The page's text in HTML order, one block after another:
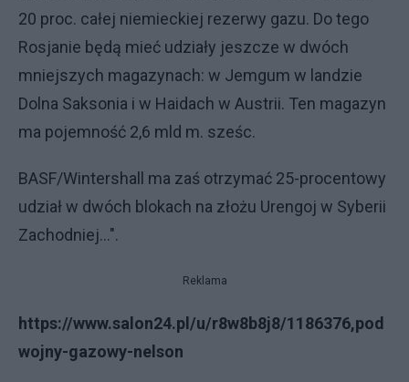
20 proc. całej niemieckiej rezerwy gazu. Do tego
Rosjanie będą mieć udziały jeszcze w dwóch
mniejszych magazynach: w Jemgum w landzie
Dolna Saksonia i w Haidach w Austrii. Ten magazyn
ma pojemność 2,6 mld m. sześc.
BASF/Wintershall ma zaś otrzymać 25-procentowy
udział w dwóch blokach na złożu Urengoj w Syberii
Zachodniej...".
Reklama
https://www.salon24.pl/u/r8w8b8j8/1186376,pod
wojny-gazowy-nelson